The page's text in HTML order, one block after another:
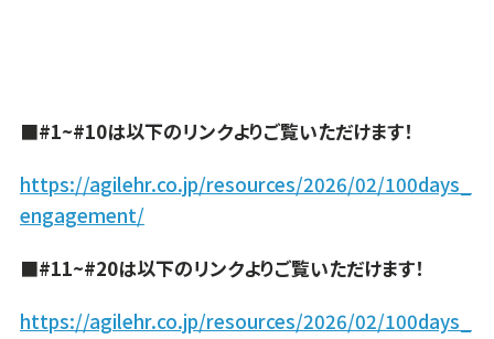
■#1~#10は以下のリンクよりご覧いただけます！
https://agilehr.co.jp/resources/2026/02/100days_
engagement/
■#11~#20は以下のリンクよりご覧いただけます！
https://agilehr.co.jp/resources/2026/02/100days_